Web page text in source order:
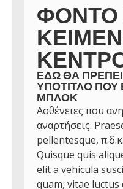
ΦΌΝΤΟ
ΕΔΏ ΘΑ
ΥΠΌΤΙΤΛΟ ΠΟΥ
ΜΠΛΟΚ
Ασθένειες που
αναρτήσεις.
pellentesque,
Quisque quis
elit a vehicula
quam, vitae luctus